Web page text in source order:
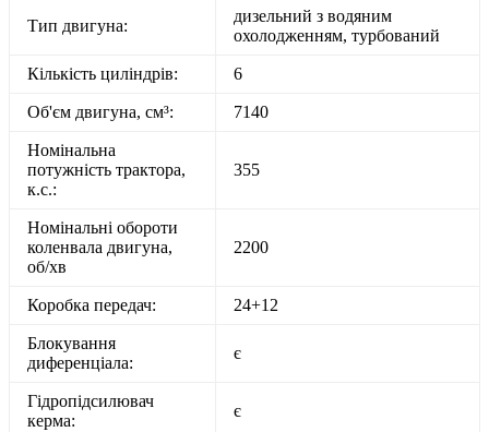
Тип двигуна:
дизельний з водяним
охолодженням, турбований
Кількість циліндрів: 6
Об'єм двигуна, см³: 7140
Номінальна
потужність трактора,
к.с.:
355
Номінальні обороти
коленвала двигуна,
об/хв
2200
Коробка передач: 24+12
Блокування
диференціала:
є
Гідропідсилювач
керма:
є